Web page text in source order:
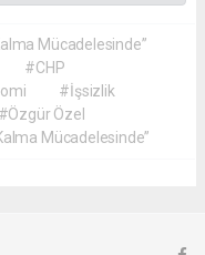
Mücadelesinde”
#CHP
#İşsizlik
#Özgür Özel
Mücadelesinde”